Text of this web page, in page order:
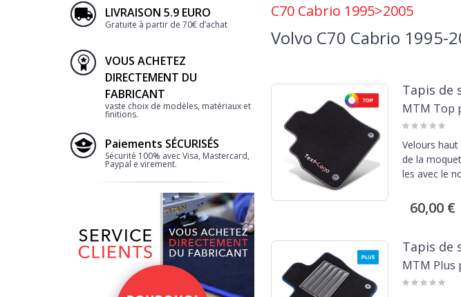
C70 Cabrio 1995>2005
Volvo C70 Cabrio
Tapis de
MTM Top
Velours
de la
les avec le
60,00 €
Tapis de
MTM Plus
LIVRAISON 5.9 EURO
Gratuite à partir de 70€ d’achat
VOUS ACHETEZ
DIRECTEMENT DU
FABRICANT
vaste choix de modèles, matériaux et
finitions.
Paiements SÉCURISÉS
Sécurité 100% avec Visa, Mastercard,
Paypal e virement.